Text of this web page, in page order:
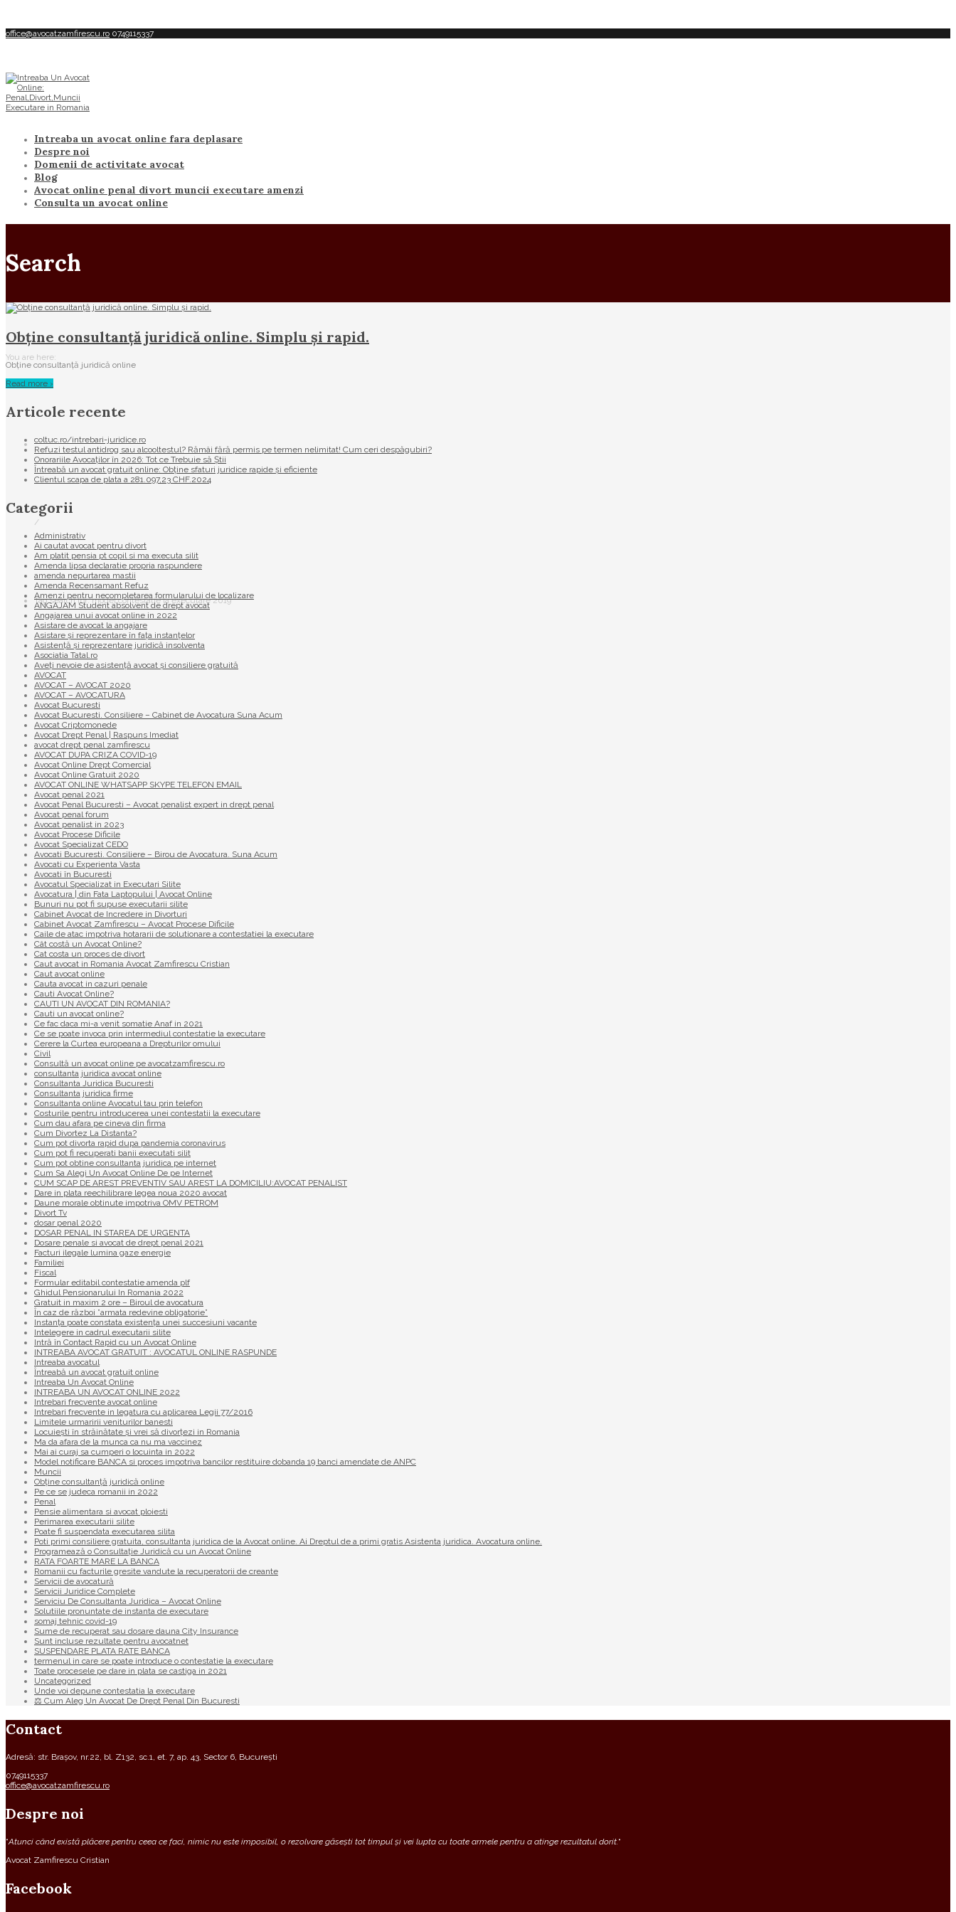
office@avocatzamfirescu.ro 0749115337
Intreaba un avocat online fara deplasare
Despre noi
Domenii de activitate avocat
Blog
Avocat online penal divort muncii executare amenzi
Consulta un avocat online
Search
You are here:
/
Tag search for: model contestatie la executare 2019
Obține consultanță juridică online. Simplu și rapid.
Obține consultanță juridică online
Read more ›
Articole recente
coltuc.ro/intrebari-juridice.ro
Refuzi testul antidrog sau alcooltestul? Rămâi fără permis pe termen nelimitat! Cum ceri despăgubiri?
Onorariile Avocaților în 2026: Tot ce Trebuie să Știi
Întreabă un avocat gratuit online: Obține sfaturi juridice rapide și eficiente
Clientul scapa de plata a 281.097,23 CHF.2024
Categorii
Administrativ
Ai cautat avocat pentru divort
Am platit pensia pt copil si ma executa silit
Amenda lipsa declaratie propria raspundere
amenda nepurtarea mastii
Amenda Recensamant Refuz
Amenzi pentru necompletarea formularului de localizare
ANGAJAM Student absolvent de drept avocat
Angajarea unui avocat online in 2022
Asistare de avocat la angajare
Asistare și reprezentare în fața instanțelor
Asistență și reprezentare juridică insolventa
Asociatia Tatal.ro
Aveţi nevoie de asistenţă avocat şi consiliere gratuită
AVOCAT
AVOCAT – AVOCAT 2020
AVOCAT – AVOCATURA
Avocat Bucuresti
Avocat Bucuresti. Consiliere – Cabinet de Avocatura Suna Acum
Avocat Criptomonede
Avocat Drept Penal | Raspuns Imediat
avocat drept penal zamfirescu
AVOCAT DUPA CRIZA COVID-19
Avocat Online Drept Comercial
Avocat Online Gratuit 2020
AVOCAT ONLINE WHATSAPP SKYPE TELEFON EMAIL
Avocat penal 2021
Avocat Penal Bucuresti – Avocat penalist expert in drept penal
Avocat penal forum
Avocat penalist in 2023
Avocat Procese Dificile
Avocat Specializat CEDO
Avocati Bucuresti. Consiliere – Birou de Avocatura. Suna Acum
Avocati cu Experienta Vasta
Avocati în Bucuresti
Avocatul Specializat in Executari Silite
Avocatura | din Fata Laptopului | Avocat Online
Bunuri nu pot fi supuse executarii silite
Cabinet Avocat de Incredere in Divorturi
Cabinet Avocat Zamfirescu – Avocat Procese Dificile
Caile de atac impotriva hotararii de solutionare a contestatiei la executare
Cât costă un Avocat Online?
Cat costa un proces de divort
Caut avocat in Romania Avocat Zamfirescu Cristian
Caut avocat online
Cauta avocat in cazuri penale
Cauti Avocat Online?
CAUTI UN AVOCAT DIN ROMANIA?
Cauti un avocat online?
Ce fac daca mi-a venit somatie Anaf in 2021
Ce se poate invoca prin intermediul contestatie la executare
Cerere la Curtea europeana a Drepturilor omului
Civil
Consultă un avocat online pe avocatzamfirescu.ro
consultanta juridica avocat online
Consultanta Juridica Bucuresti
Consultanta juridica firme
Consultanta online Avocatul tau prin telefon
Costurile pentru introducerea unei contestatii la executare
Cum dau afara pe cineva din firma
Cum Divortez La Distanta?
Cum pot divorta rapid dupa pandemia coronavirus
Cum pot fi recuperati banii executati silit
Cum pot obtine consultanta juridica pe internet
Cum Sa Alegi Un Avocat Online De pe Internet
CUM SCAP DE AREST PREVENTIV SAU AREST LA DOMICILIU:AVOCAT PENALIST
Dare in plata reechilibrare legea noua 2020 avocat
Daune morale obtinute impotriva OMV PETROM
Divort Tv
dosar penal 2020
DOSAR PENAL IN STAREA DE URGENTA
Dosare penale si avocat de drept penal 2021
Facturi ilegale lumina gaze energie
Familiei
Fiscal
Formular editabil contestatie amenda plf
Ghidul Pensionarului In Romania 2022
Gratuit in maxim 2 ore – Biroul de avocatura
În caz de război ”armata redevine obligatorie”
Instanța poate constata existenţa unei succesiuni vacante
Intelegere in cadrul executarii silite
Intră în Contact Rapid cu un Avocat Online
INTREABA AVOCAT GRATUIT : AVOCATUL ONLINE RASPUNDE
Intreaba avocatul
Întreabă un avocat gratuit online
Intreaba Un Avocat Online
INTREABA UN AVOCAT ONLINE 2022
Intrebari frecvente avocat online
Intrebari frecvente in legatura cu aplicarea Legii 77/2016
Limitele urmaririi veniturilor banesti
Locuiești în străinătate și vrei să divorțezi in Romania
Ma da afara de la munca ca nu ma vaccinez
Mai ai curaj sa cumperi o locuinta in 2022
Model notificare BANCA si proces impotriva bancilor restituire dobanda 19 banci amendate de ANPC
Muncii
Obține consultanță juridică online
Pe ce se judeca romanii in 2022
Penal
Pensie alimentara si avocat ploiesti
Perimarea executarii silite
Poate fi suspendata executarea silita
Poti primi consiliere gratuita, consultanta juridica de la Avocat online. Ai Dreptul de a primi gratis Asistenta juridica. Avocatura online.
Programează o Consultație Juridică cu un Avocat Online
RATA FOARTE MARE LA BANCA
Romanii cu facturile gresite vandute la recuperatorii de creante
Servicii de avocatură
Servicii Juridice Complete
Serviciu De Consultanta Juridica – Avocat Online
Solutiile pronuntate de instanta de executare
somaj tehnic covid-19
Sume de recuperat sau dosare dauna City Insurance
Sunt incluse rezultate pentru avocatnet
SUSPENDARE PLATA RATE BANCA
termenul in care se poate introduce o contestatie la executare
Toate procesele pe dare in plata se castiga in 2021
Uncategorized
Unde voi depune contestatia la executare
⚖ Cum Aleg Un Avocat De Drept Penal Din Bucuresti
Contact
Adresă: str. Brașov, nr.22, bl. Z132, sc.1, et. 7, ap. 43, Sector 6, București
0749115337
office@avocatzamfirescu.ro
Despre noi
“Atunci când există plăcere pentru ceea ce faci, nimic nu este imposibil, o rezolvare găsești tot timpul și vei lupta cu toate armele pentru a atinge rezultatul dorit.“
Avocat Zamfirescu Cristian
Facebook